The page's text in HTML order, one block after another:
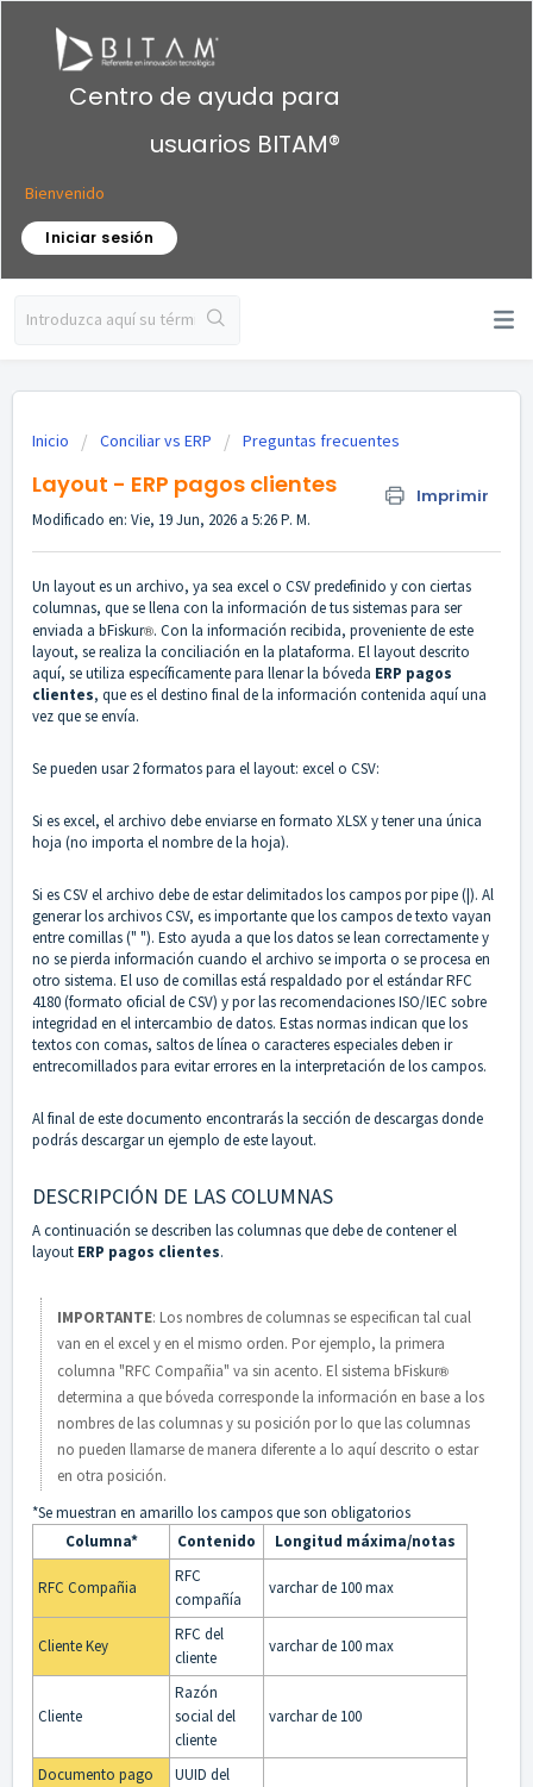
Centro de ayuda para
usuarios BITAM®
Bienvenido
Iniciar sesión
Inicio Conciliar vs ERP Preguntas frecuentes
Layout - ERP pagos clientes Imprimir
Modificado en: Vie, 19 Jun, 2026 a 5:26 P. M.
Un layout es un archivo, ya sea excel o CSV predefinido y con ciertas
columnas, que se llena con la información de tus sistemas para ser
enviada a bFiskur®︎. Con la información recibida, proveniente de este
layout, se realiza la conciliación en la plataforma. El layout descrito
aquí, se utiliza específicamente para llenar la bóveda ERP pagos
clientes, que es el destino final de la información contenida aquí una
vez que se envía.
Se pueden usar 2 formatos para el layout: excel o CSV:
Si es excel, el archivo debe enviarse en formato XLSX y tener una única
hoja (no importa el nombre de la hoja).
Si es CSV el archivo debe de estar delimitados los campos por pipe (|). Al
generar los archivos CSV, es importante que los campos de texto vayan
entre comillas (" "). Esto ayuda a que los datos se lean correctamente y
no se pierda información cuando el archivo se importa o se procesa en
otro sistema. El uso de comillas está respaldado por el estándar RFC
4180 (formato oficial de CSV) y por las recomendaciones ISO/IEC sobre
integridad en el intercambio de datos. Estas normas indican que los
textos con comas, saltos de línea o caracteres especiales deben ir
entrecomillados para evitar errores en la interpretación de los campos.
Al final de este documento encontrarás la sección de descargas donde
podrás descargar un ejemplo de este layout.
DESCRIPCIÓN DE LAS COLUMNAS
A continuación se describen las columnas que debe de contener el
layout ERP pagos clientes.
IMPORTANTE: Los nombres de columnas se especifican tal cual
van en el excel y en el mismo orden. Por ejemplo, la primera
columna "RFC Compañia" va sin acento. El sistema bFiskur®︎
determina a que bóveda corresponde la información en base a los
nombres de las columnas y su posición por lo que las columnas
no pueden llamarse de manera diferente a lo aquí descrito o estar
en otra posición.
*Se muestran en amarillo los campos que son obligatorios
Columna*
Contenido Longitud máxima/notas
RFC Compañia
RFC
compañía
varchar de 100 max
Cliente Key
RFC del
cliente
varchar de 100 max
Cliente
Razón
social del
cliente
varchar de 100
Documento pago
UUID del